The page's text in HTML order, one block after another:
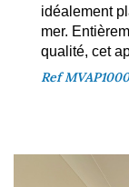
idéalement
mer.
qualité, cet
Ref